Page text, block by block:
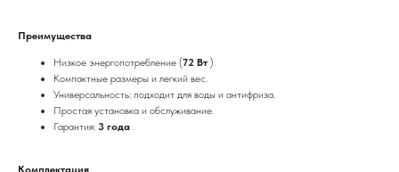
Преимущества
Низкое энергопотребление (72 Вт ).
Компактные размеры и легкий вес.
Универсальность: подходит для воды и антифриза.
Простая установка и обслуживание.
Гарантия: 3 года .
Комплектация